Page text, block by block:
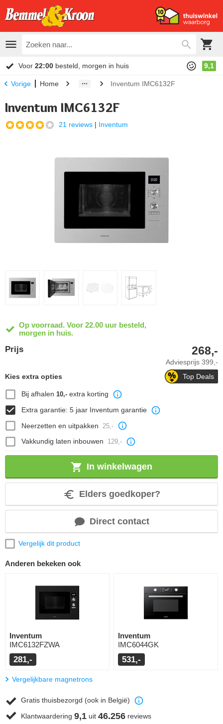
Voor 22:00 besteld, morgen in huis 9,1
Vorige Home Inventum IMC6132F
Inventum IMC6132F
21 reviews | Inventum
Op voorraad. Voor 22.00 uur besteld,
morgen in huis.
Prijs
Adviesprijs 399,-
268,-
Top Deals
Kies extra opties
Bij afhalen 10,-extra korting
Extra garantie: 5 jaar Inventum garantie
Neerzetten en uitpakken
25,-
Vakkundig laten inbouwen 129,-
In winkelwagen
Elders goedkoper?
Direct contact
Vergelijk dit product
Anderen bekeken ook
Inventum
IMC6132FZWA
281,-
Inventum
IMC6044GK
531,-
Vergelijkbare magnetrons
Gratis thuisbezorgd (ook in België)
Klantwaardering 9,1 uit 46.256 reviews